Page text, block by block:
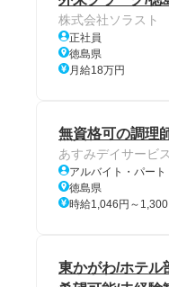
株式会社ソラスト
正社員
徳島県
月給18万円
無資格可の調理
あすみデイサービ
アルバイト・パート
徳島県
時給1,046円～1,300
東かがわ/ホテル